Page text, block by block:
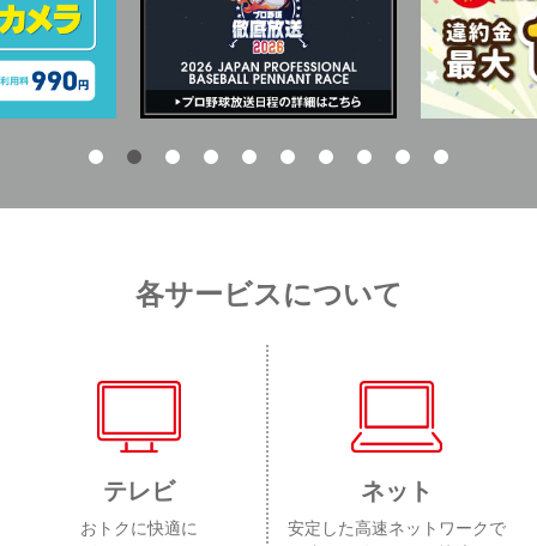
各サービスについて
テレビ
おトクに快適に
ネット
安定した高速ネットワークで